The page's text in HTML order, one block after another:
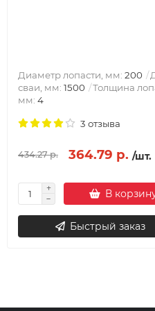
Диаметр лопасти, мм: 200
сваи, мм: 1500
Толщина
мм: 4
3 отзыва
434.27 р. 364.79 р. /шт.
В
Быстрый заказ